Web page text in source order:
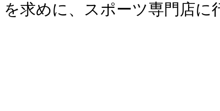
を求めに、スポーツ専門店に